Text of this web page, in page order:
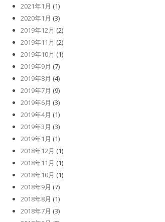
2021年1月 (1)
2020年1月 (3)
2019年12月 (2)
2019年11月 (2)
2019年10月 (1)
2019年9月 (7)
2019年8月 (4)
2019年7月 (9)
2019年6月 (3)
2019年4月 (1)
2019年3月 (3)
2019年1月 (1)
2018年12月 (1)
2018年11月 (1)
2018年10月 (1)
2018年9月 (7)
2018年8月 (1)
2018年7月 (3)